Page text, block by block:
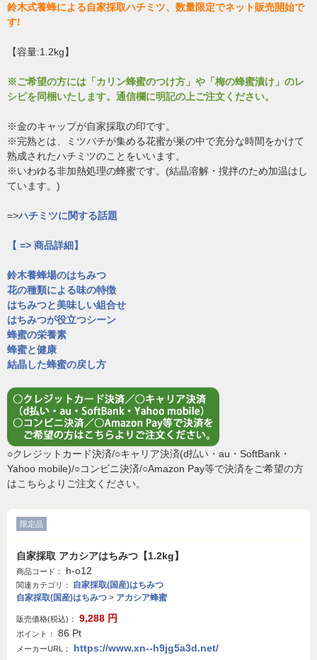
鈴木式養蜂による自家採取ハチミツ、数量限定でネット販売開始で
す!
【容量:1.2kg】
※ご希望の方には「カリン蜂蜜のつけ方」や「梅の蜂蜜漬け」のレ
シピを同梱いたします。通信欄に明記の上ご注文ください。
※金のキャップが自家採取の印です。
※完熟とは、ミツバチが集める花蜜が巣の中で充分な時間をかけて
熟成されたハチミツのことをいいます。
※いわゆる非加熱処理の蜂蜜です。(結晶溶解・撹拌のため加温はし
ています。)
=>ハチミツに関する話題
【 => 商品詳細】
鈴木養蜂場のはちみつ
花の種類による味の特徴
はちみつと美味しい組合せ
はちみつが役立つシーン
蜂蜜の栄養素
蜂蜜と健康
結晶した蜂蜜の戻し方
○クレジットカード決済/○キャリア決済(d払い・au・SoftBank・
Yahoo mobile)/○コンビニ決済/○Amazon Pay等で決済をご希望の方
はこちらよりご注文ください。
限定品
自家採取 アカシアはちみつ【1.2kg】
商品コード： h-o12
関連カテゴリ：
自家採取(国産)はちみつ
自家採取(国産)はちみつ > アカシア蜂蜜
販売価格(税込)： 9,288 円
ポイント： 86 Pt
メーカーURL： https://www.xn--h9jg5a3d.net/